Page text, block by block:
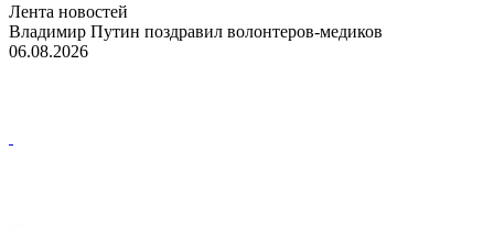
Лента новостей
Владимир Путин поздравил волонтеров-медиков
06.08.2026